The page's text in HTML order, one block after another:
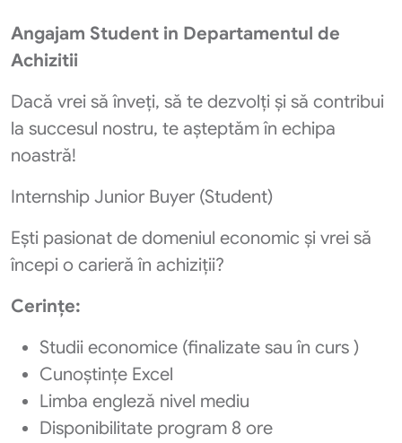
Angajam Student in Departamentul de
Achizitii
Dacă vrei să înveți, să te dezvolți și să contribui
la succesul nostru, te așteptăm în echipa
noastră!
Internship Junior Buyer (Student)
Ești pasionat de domeniul economic și vrei să
începi o carieră în achiziții?
Cerințe:
Studii economice (finalizate sau în curs )
Cunoștințe Excel
Limba engleză nivel mediu
Disponibilitate program 8 ore